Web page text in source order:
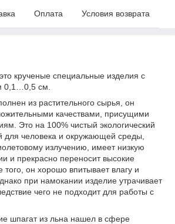
Оплата Условия возврата
крученые специальные изделия с
0,1…0,5 см.
из растительного сырья, он
качествами, присущими
Это на 100% чистый экологический
для человека и окружающей среды,
излучению, имеет низкую
и прекрасно переносит высокие
он хорошо впитывает влагу и
при намокании изделие утрачивает
чего не подходит для работы с
шпагат из льна нашел в сфере